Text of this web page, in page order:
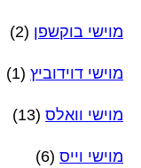
מוישי בוקשפן (2)
מוישי דוידוביץ (1)
מוישי וואלס (13)
מוישי וייס (6)